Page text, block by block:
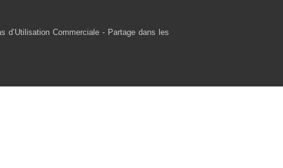
Commerciale - Partage dans les